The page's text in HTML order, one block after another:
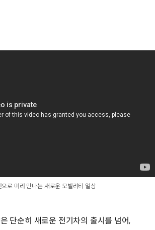
로 미리 만나는 새로운 모빌리티 일상
단순히 새로운 전기차의 출시를 넘어,